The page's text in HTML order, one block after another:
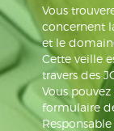
Vous
concernent
et le
Cette veille
travers des
Vous
formulaire